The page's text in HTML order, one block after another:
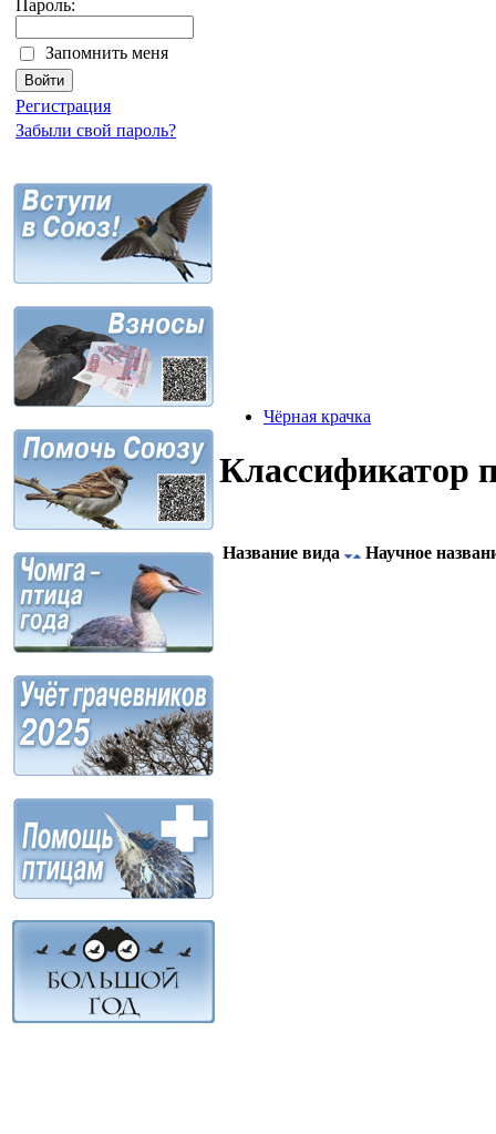
Пароль:
Запомнить меня
Регистрация
Забыли свой пароль?
Чёрная крачка
Классификатор
Название вида Научное